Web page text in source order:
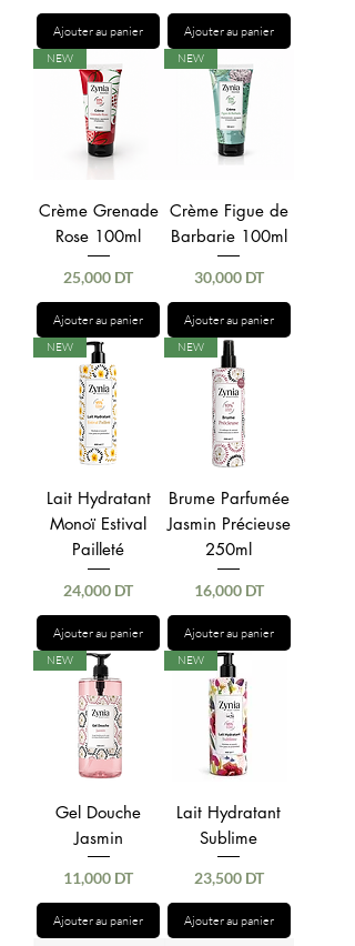
Ajouter au panier Ajouter au panier
NEW
Crème Grenade
Rose 100ml
Prix
25,000 DT
Ajouter au panier
NEW
Crème Figue de
Barbarie 100ml
Prix
30,000 DT
Ajouter au panier
NEW
Lait Hydratant
Monoï Estival
Pailleté
Prix
24,000 DT
Ajouter au panier
NEW
Brume Parfumée
Jasmin Précieuse
250ml
Prix
16,000 DT
Ajouter au panier
NEW
Gel Douche
Jasmin
Prix
11,000 DT
Ajouter au panier
NEW
Lait Hydratant
Sublime
Prix
23,500 DT
Ajouter au panier